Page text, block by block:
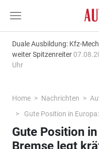
Duale Ausbildung: Kfz-
weiter Spitzenreiter
Uhr
Home Nachrichten
Gute Position in
Gute Position
Bremse legt